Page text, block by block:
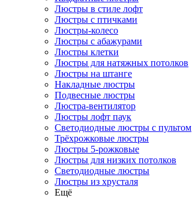
Люстры в стиле лофт
Люстры с птичками
Люстры-колесо
Люстры с абажурами
Люстры клетки
Люстры для натяжных потолков
Люстры на штанге
Накладные люстры
Подвесные люстры
Люстра-вентилятор
Люстры лофт паук
Светодиодные люстры с пультом
Трёхрожковые люстры
Люстры 5-рожковые
Люстры для низких потолков
Cветодиодные люстры
Люстры из хрусталя
Ещё